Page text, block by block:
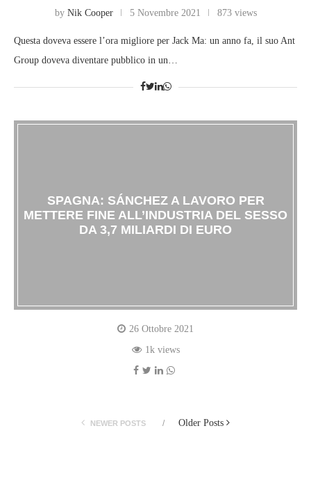
by Nik Cooper 5 Novembre 2021 873 views
Questa doveva essere l’ora migliore per Jack Ma: un anno fa, il suo Ant
Group doveva diventare pubblico in un…
SPAGNA: SÁNCHEZ A LAVORO PER
METTERE FINE ALL’INDUSTRIA DEL SESSO
DA 3,7 MILIARDI DI EURO
26 Ottobre 2021
1k views
NEWER POSTS Older Posts